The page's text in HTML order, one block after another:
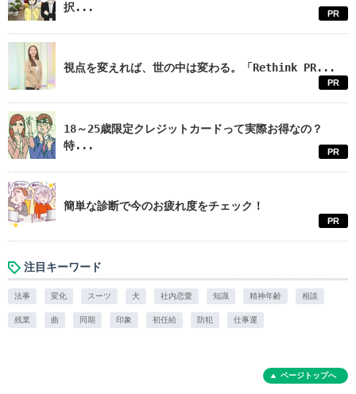
択...
PR
視点を変えれば、世の中は変わる。「Rethink PR...
PR
18～25歳限定クレジットカードって実際お得なの？
特...
PR
簡単な診断で今のお疲れ度をチェック！
PR
注目キーワード
法事 変化 スーツ 犬 社内恋愛 知識 精神年齢 相談
残業 曲 同期 印象 初任給 防犯 仕事運
ページトップへ